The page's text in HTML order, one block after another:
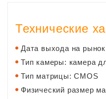
Технические
Дата выхода на
Тип камеры: камера
Тип матрицы: CMOS
Физический размер